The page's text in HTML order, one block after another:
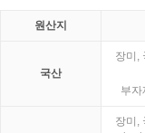
원산지
국산
장미,
부
장미,